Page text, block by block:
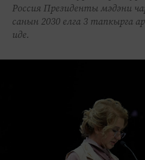
Россия Президенты мәдәни
санын 2030 елга 3 тапкырга
иде.